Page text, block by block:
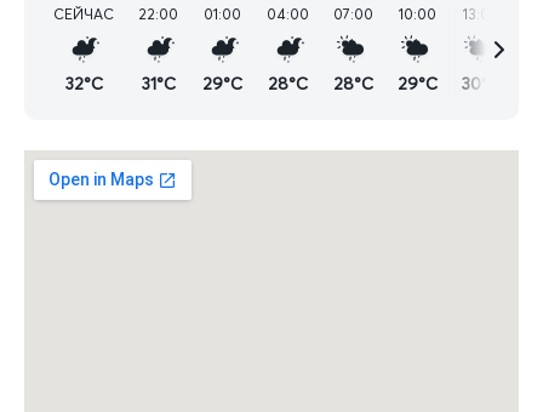
СЕЙЧАС
32°C
22:00
31°C
01:00
29°C
04:00
28°C
07:00
28°C
10:00
29°C
13:00
30°C